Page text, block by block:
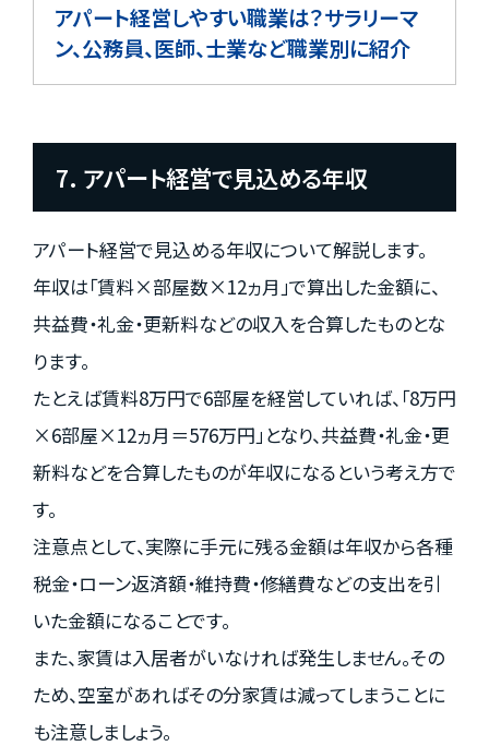
アパート経営しやすい職業は？サラリーマ
ン、公務員、医師、士業など職業別に紹介
7. アパート経営で見込める年収
アパート経営で見込める年収について解説します。
年収は「賃料×部屋数×12ヵ月」で算出した金額に、
共益費・礼金・更新料などの収入を合算したものとな
ります。
たとえば賃料8万円で6部屋を経営していれば、「8万円
×6部屋×12ヵ月＝576万円」となり、共益費・礼金・更
新料などを合算したものが年収になるという考え方で
す。
注意点として、実際に手元に残る金額は年収から各種
税金・ローン返済額・維持費・修繕費などの支出を引
いた金額になることです。
また、家賃は入居者がいなければ発生しません。その
ため、空室があればその分家賃は減ってしまうことに
も注意しましょう。